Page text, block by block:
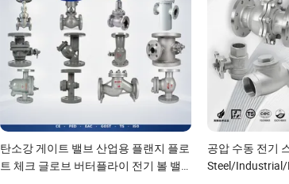
탄소강 게이트 밸브 산업용 플랜지 플로
트 체크 글로브 버터플라이 전기 볼 밸
공압 수동 전기
Steel/